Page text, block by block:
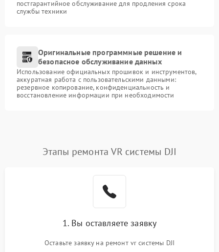
постгарантийное обслуживание для продления срока
службы техники
Оригинальные программные решение и
безопасное обслуживание данных
Использование официальных прошивок и инструментов,
аккуратная работа с пользовательскими данными:
резервное копирование, конфиденциальность и
восстановление информации при необходимости
Этапы ремонта VR системы DJI
1. Вы оставляете заявку
Оставьте заявку на ремонт vr системы DJI